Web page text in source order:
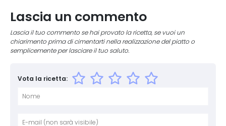
Lascia un commento
Lascia il tuo commento se hai provato la ricetta, se vuoi un
chiarimento prima di cimentarti nella realizzazione del piatto o
semplicemente per lasciare il tuo saluto.
Vota la ricetta: